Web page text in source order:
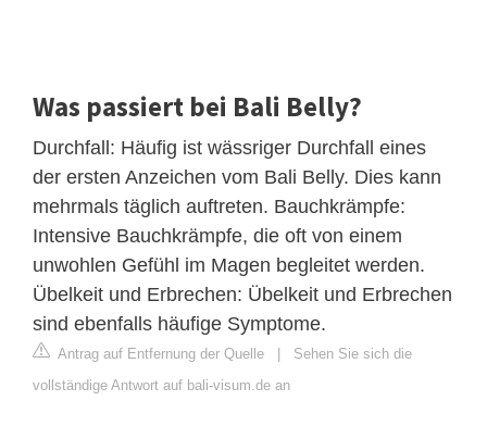
Was passiert bei Bali Belly?
Durchfall: Häufig ist wässriger Durchfall eines
der ersten Anzeichen vom Bali Belly. Dies kann
mehrmals täglich auftreten. Bauchkrämpfe:
Intensive Bauchkrämpfe, die oft von einem
unwohlen Gefühl im Magen begleitet werden.
Übelkeit und Erbrechen: Übelkeit und Erbrechen
sind ebenfalls häufige Symptome.
Antrag auf Entfernung der Quelle
Sehen Sie sich die
vollständige Antwort auf bali-visum.de an